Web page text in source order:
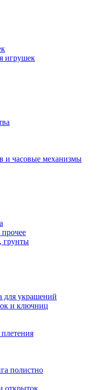
игрушек
и часовые механизмы
грунты
для украшений
и ключниц
полистно
открыток